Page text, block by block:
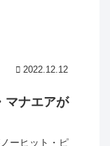
2022.12.12
マナエアが
ーヒット・ピ